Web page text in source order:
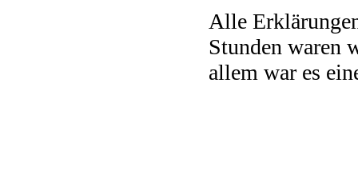
Alle
Stunden waren
allem war es